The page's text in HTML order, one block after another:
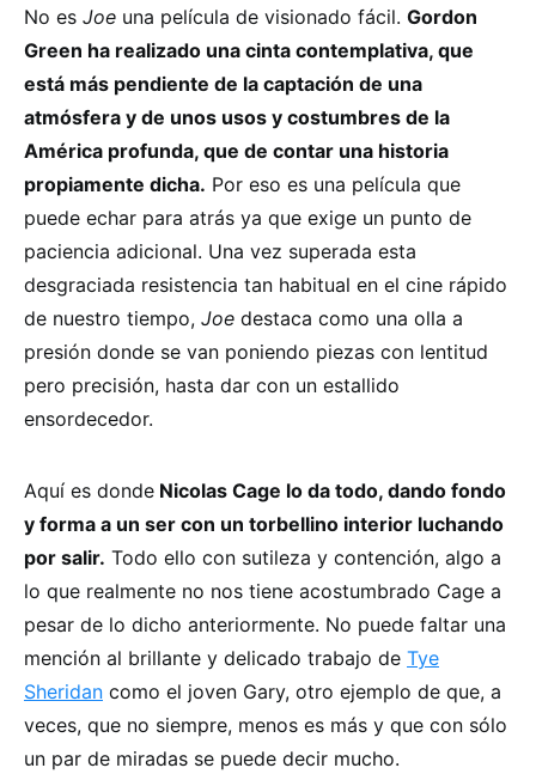
No es Joe una película de visionado fácil. Gordon
Green ha realizado una cinta contemplativa, que
está más pendiente de la captación de una
atmósfera y de unos usos y costumbres de la
América profunda, que de contar una historia
propiamente dicha. Por eso es una película que
puede echar para atrás ya que exige un punto de
paciencia adicional. Una vez superada esta
desgraciada resistencia tan habitual en el cine rápido
de nuestro tiempo, Joe destaca como una olla a
presión donde se van poniendo piezas con lentitud
pero precisión, hasta dar con un estallido
ensordecedor.
Aquí es donde Nicolas Cage lo da todo, dando fondo
y forma a un ser con un torbellino interior luchando
por salir. Todo ello con sutileza y contención, algo a
lo que realmente no nos tiene acostumbrado Cage a
pesar de lo dicho anteriormente. No puede faltar una
mención al brillante y delicado trabajo de Tye
Sheridan como el joven Gary, otro ejemplo de que, a
veces, que no siempre, menos es más y que con sólo
un par de miradas se puede decir mucho.